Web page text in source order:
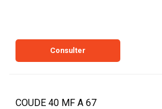
Consulter
COUDE 40 MF A 67